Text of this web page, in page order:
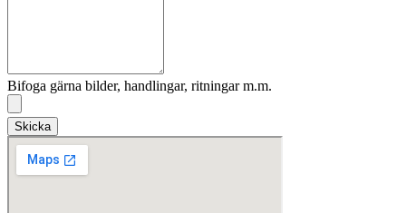
Bifoga gärna bilder, handlingar, ritningar m.m.
Skicka